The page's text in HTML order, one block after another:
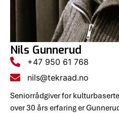
Nils Gunnerud
+47 950 61 768
nils@tekraad.no
Seniorrådgiver for
over 30 års erfaring er